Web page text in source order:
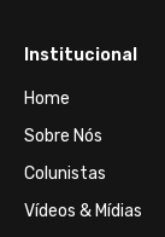
Institucional
Home
Sobre Nós
Colunistas
Vídeos & Mídias